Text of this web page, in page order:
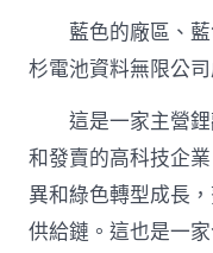
藍色的廠區、
杉電池資料無限公司
這是一家主營
和發賣的高科技企
異和綠色轉型成長
供給鏈。這也是一